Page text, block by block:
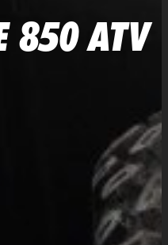
850 ATV